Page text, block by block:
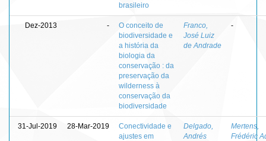
brasileiro
Dez-2013 -
O conceito de
biodiversidade e
a história da
biologia da
conservação : da
preservação da
wilderness à
conservação da
biodiversidade
Franco,
José Luiz
de Andrade
-
31-Jul-2019 28-Mar-2019
Conectividade e
ajustes em
Delgado,
Andrés
Mertens,
Frédéric